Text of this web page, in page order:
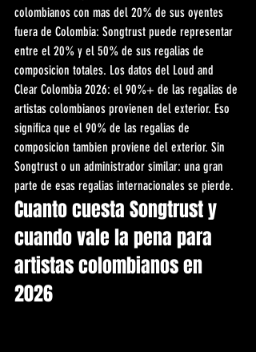
colombianos con mas del 20% de sus oyentes
fuera de Colombia: Songtrust puede representar
entre el 20% y el 50% de sus regalias de
composicion totales. Los datos del Loud and
Clear Colombia 2026: el 90%+ de las regalias de
artistas colombianos provienen del exterior. Eso
significa que el 90% de las regalias de
composicion tambien proviene del exterior. Sin
Songtrust o un administrador similar: una gran
parte de esas regalias internacionales se pierde.
Cuanto cuesta Songtrust y
cuando vale la pena para
artistas colombianos en
2026